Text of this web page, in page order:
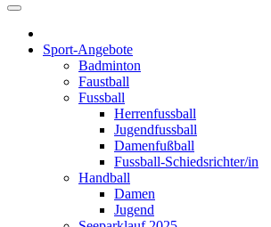
Sport-Angebote
Badminton
Faustball
Fussball
Herrenfussball
Jugendfussball
Damenfußball
Fussball-Schiedsrichter/in
Handball
Damen
Jugend